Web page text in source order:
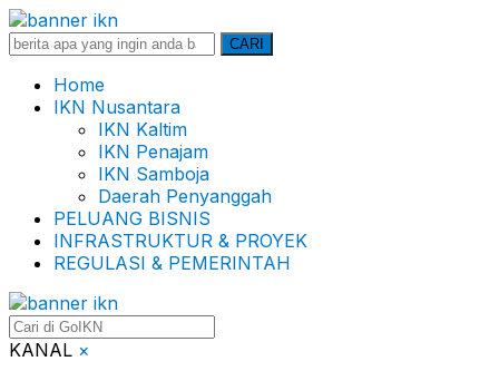
Search
CARI
Home
IKN Nusantara
IKN Kaltim
IKN Penajam
IKN Samboja
Daerah Penyanggah
PELUANG BISNIS
INFRASTRUKTUR & PROYEK
REGULASI & PEMERINTAH
KANAL ×